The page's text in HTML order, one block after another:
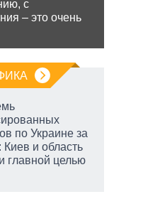
с
– это очень
по Украине за
Киев и область
главной целью